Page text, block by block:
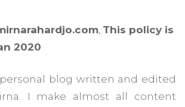
This policy is
2020
blog written and edited
I make almost all content